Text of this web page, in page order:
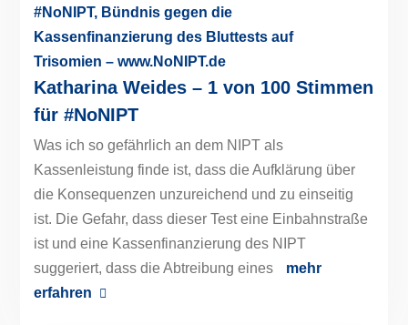
Katharina Weides – 1 von 100 Stimmen
für #NoNIPT
Was ich so gefährlich an dem NIPT als
Kassenleistung finde ist, dass die Aufklärung über
die Konsequenzen unzureichend und zu einseitig
ist. Die Gefahr, dass dieser Test eine Einbahnstraße
ist und eine Kassenfinanzierung des NIPT
suggeriert, dass die Abtreibung eines
mehr
erfahren